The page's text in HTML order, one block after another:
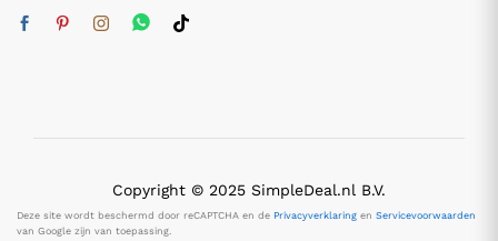
Copyright © 2025 SimpleDeal.nl B.V.
Deze site wordt beschermd door reCAPTCHA en de Privacyverklaring en Servicevoorwaarden
van Google zijn van toepassing.